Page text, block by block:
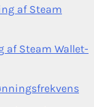
af Steam
af Steam Wallet-